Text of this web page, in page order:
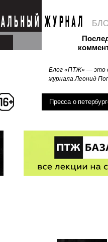
Блог «ПТЖ» — это
журнала Леонид
Пресса о